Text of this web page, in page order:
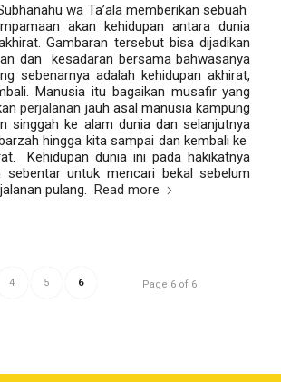
wa Ta’ala memberikan sebuah
akan kehidupan antara dunia
Gambaran tersebut bisa dijadikan
dan kesadaran bersama bahwasanya
sebenarnya adalah kehidupan akhirat,
Manusia itu bagaikan musafir yang
perjalanan jauh asal manusia kampung
singgah ke alam dunia dan selanjutnya
hingga kita sampai dan kembali ke
Kehidupan dunia ini pada hakikatnya
sebentar untuk mencari bekal sebelum
pulang. Read more
Page 6 of 6
4 5 6